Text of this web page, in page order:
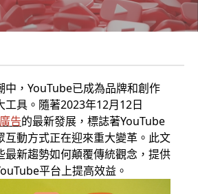
中，YouTube已成為品牌和創作
工具。隨著2023年12月12日
告的最新發展，標誌著YouTube
互動方式正在迎來重大變革。此文
最新趨勢如何顛覆傳統觀念，提供
平台上提高效益。